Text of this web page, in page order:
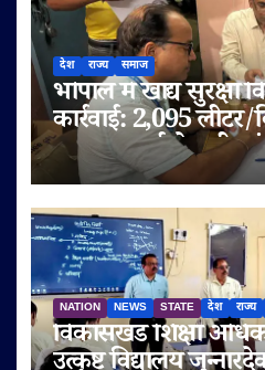
देश राज्य समाज
भोपाल में खाद्य सुरक्षा
कार्रवाई: 2,095
जब्त, सप्लाई चेन भी
NATION NEWS STATE देश राज्य
विकासखंड शिक्षा